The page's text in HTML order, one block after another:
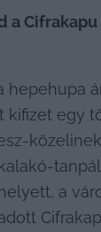
a
hepehupa
kifizet egy
a